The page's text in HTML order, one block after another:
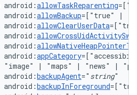
android:allowTaskReparenting
android:allowBackup=["true"
|
android:allowClearUserData
android:
android:
android:appCategory
"image"
| "maps" | "news" |
android:backupAgent=" string
android:backupInForeground